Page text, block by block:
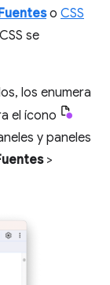
o CSS
se
los enumera
el ícono
y paneles
>